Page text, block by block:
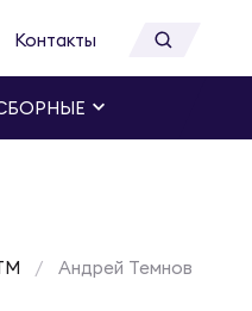
Контакты
Андрей Темнов